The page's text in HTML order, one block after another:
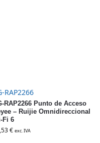
RAP2266
RAP2266 Punto de Acceso
– Ruijie Omnidireccional
Fi 6
€ exc. IVA